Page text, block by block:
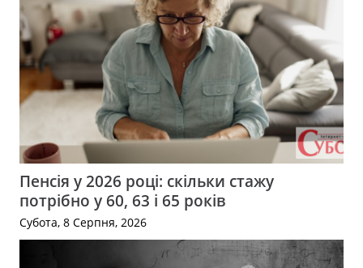
Пенсія у 2026 році: скільки стажу
потрібно у 60, 63 і 65 років
Субота, 8 Серпня, 2026